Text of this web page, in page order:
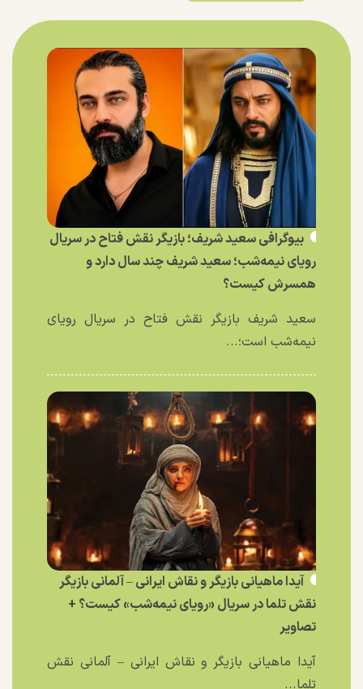
بیوگرافی سعید شریف؛ بازیگر نقش فتاح در سریال
رویای نیمه‌شب؛ سعید شریف چند سال دارد و
همسرش کیست؟
سعید شریف بازیگر نقش فتاح در سریال رویای
نیمه‌شب است؛...
آیدا ماهیانی بازیگر و نقاش ایرانی – آلمانی بازیگر
نقش تلما در سریال «رویای نیمه‌شب» کیست؟ +
تصاویر
آیدا ماهیانی بازیگر و نقاش ایرانی – آلمانی نقش
تلما...